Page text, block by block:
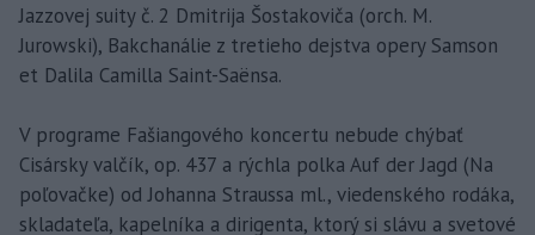
Jazzovej suity č. 2 Dmitrija Šostakoviča (orch. M.
Jurowski), Bakchanálie z tretieho dejstva opery Samson
et Dalila Camilla Saint-Saënsa.
V programe Fašiangového koncertu nebude chýbať
Cisársky valčík, op. 437 a rýchla polka Auf der Jagd (Na
poľovačke) od Johanna Straussa ml., viedenského rodáka,
skladateľa, kapelníka a dirigenta, ktorý si slávu a svetové